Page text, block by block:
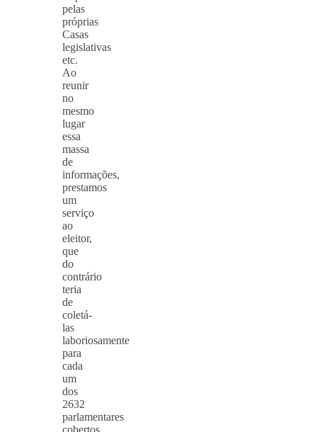
pelas
próprias
Casas
legislativas
etc.
Ao
reunir
no
mesmo
lugar
essa
massa
de
informações,
prestamos
um
serviço
ao
eleitor,
que
do
contrário
teria
de
coletá-
las
laboriosamente
para
cada
um
dos
2632
parlamentares
cobertos